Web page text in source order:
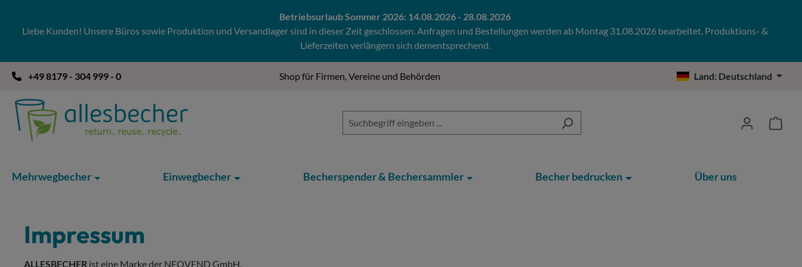
Betriebsurlaub Sommer 2026: 14.08.2026 - 28.08.2026
Liebe Kunden! Unsere Büros sowie Produktion und Versandlager sind in dieser Zeit geschlossen. Anfragen und Bestellungen werden ab Montag 31.08.2026 bearbeitet. Produktions- &
Lieferzeiten verlängern sich dementsprechend.
+49 8179 - 304 999 - 0 Shop für Firmen, Vereine und Behörden Land: Deutschland
Mehrwegbecher Einwegbecher Becherspender & Bechersammler Becher bedrucken Über uns
Impressum
ALLESBECHER ist eine Marke der NEOVEND GmbH.